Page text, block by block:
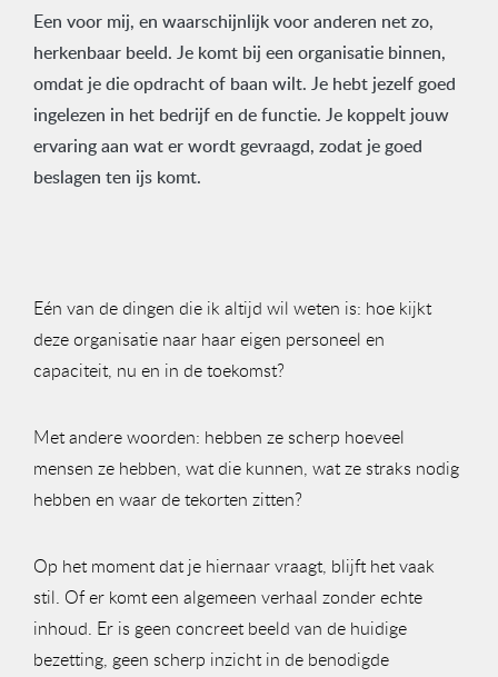
Een voor mij, en waarschijnlijk voor anderen net zo,
herkenbaar beeld. Je komt bij een organisatie binnen,
omdat je die opdracht of baan wilt. Je hebt jezelf goed
ingelezen in het bedrijf en de functie. Je koppelt jouw
ervaring aan wat er wordt gevraagd, zodat je goed
beslagen ten ijs komt.
Eén van de dingen die ik altijd wil weten is: hoe kijkt
deze organisatie naar haar eigen personeel en
capaciteit, nu en in de toekomst?
Met andere woorden: hebben ze scherp hoeveel
mensen ze hebben, wat die kunnen, wat ze straks nodig
hebben en waar de tekorten zitten?
Op het moment dat je hiernaar vraagt, blijft het vaak
stil. Of er komt een algemeen verhaal zonder echte
inhoud. Er is geen concreet beeld van de huidige
bezetting, geen scherp inzicht in de benodigde